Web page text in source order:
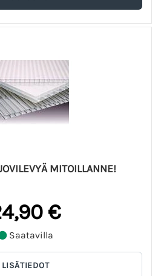
MITOILLANNE!
€
Saatavilla